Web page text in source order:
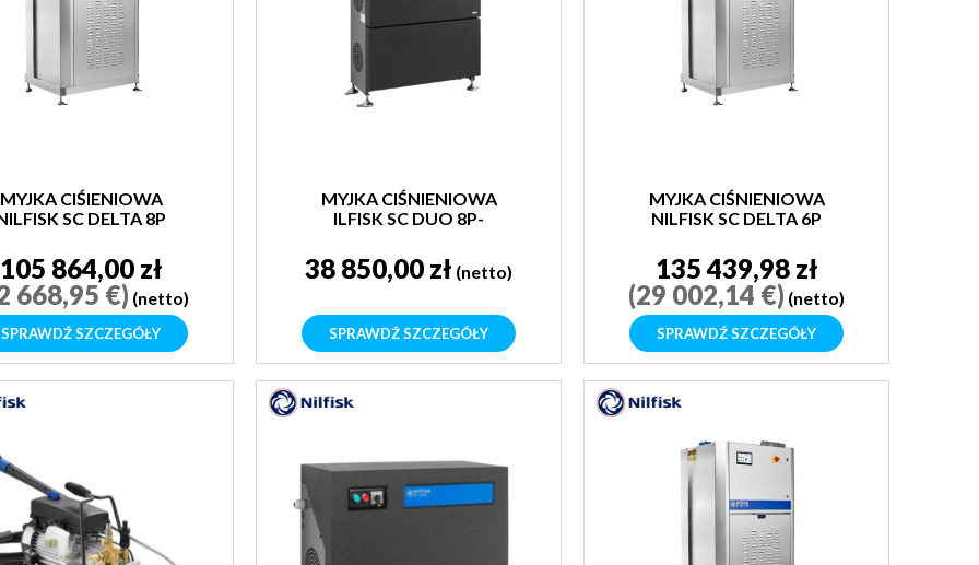
MYJKA CIŚIENIOWA
SC DELTA 8P
105 864,00 zł
668,95 €) (netto)
SPRAWDŹ SZCZEGÓŁY
MYJKA CIŚNIENIOWA
ILFISK SC DUO 8P-
38 850,00 zł (netto)
SPRAWDŹ SZCZEGÓŁY
MYJKA CIŚNIENIOWA
NILFISK SC DELTA 6P
135 439,98 zł
(29 002,14 €) (netto)
SPRAWDŹ SZCZEGÓŁY